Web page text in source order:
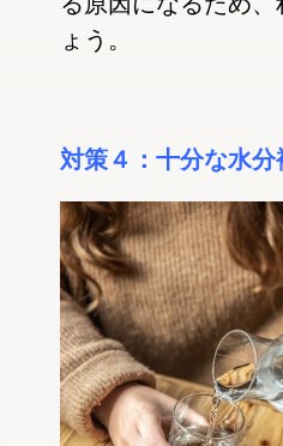
ょう。
対策４：十分な水分